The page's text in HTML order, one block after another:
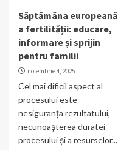
Săptămâna europeană
a fertilității: educare,
informare și sprijin
pentru familii
noiembrie 4, 2025
Cel mai dificil aspect al
procesului este
nesiguranța rezultatului,
necunoașterea duratei
procesului și a resurselor...